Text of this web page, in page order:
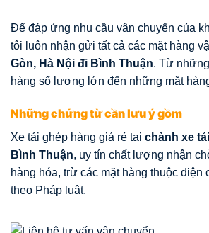
Để đáp ứng nhu cầu vận chuyển của
tôi luôn nhận gửi tất cả các mặt hàng
Gòn, Hà Nội đi Bình Thuận. Từ
hàng số lượng lớn đến những mặt
Những chứng từ cần lưu ý gồm
Xe tải ghép hàng giá rẻ tại chành xe
Bình Thuận, uy tín chất lượng nhận
hàng hóa, trừ các mặt hàng thuộc diện
theo Pháp luật.